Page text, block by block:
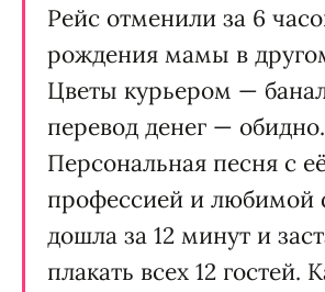
Рейс отменили за 6
рождения мамы в
Цветы курьером —
перевод денег — обидно.
Персональная песня с
профессией и любимой
дошла за 12 минут и
плакать всех 12 гостей.